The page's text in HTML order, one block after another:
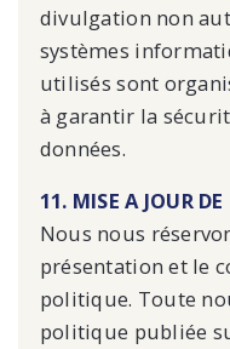
divulgation non
systèmes
utilisés sont
à garantir la
données.
11. MISE A JOUR
Nous nous
présentation et le
politique. Toute
politique publiée